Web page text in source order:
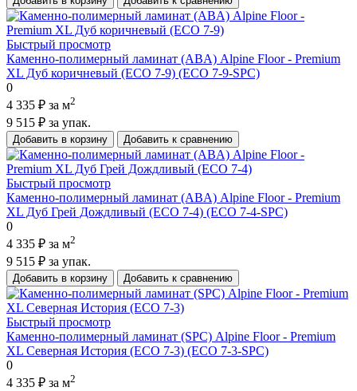
Быстрый просмотр
Каменно-полимерный ламинат (ABA) Alpine Floor - Premium
XL Дуб коричневый (ECO 7-9) (ECO 7-9-SPC)
0
4 335 ₽ за м2
9 515 ₽ за упак.
Добавить в корзину Добавить к сравнению
Быстрый просмотр
Каменно-полимерный ламинат (ABA) Alpine Floor - Premium
XL Дуб Грей Дождливый (ECO 7-4) (ECO 7-4-SPC)
0
4 335 ₽ за м2
9 515 ₽ за упак.
Добавить в корзину Добавить к сравнению
Быстрый просмотр
Каменно-полимерный ламинат (SPC) Alpine Floor - Premium
XL Северная История (ECO 7-3) (ECO 7-3-SPC)
0
4 335 ₽ за м2